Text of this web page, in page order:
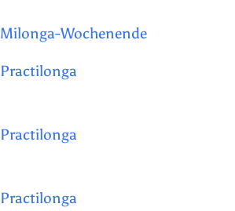
Milonga-Wochenende
Practilonga
Practilonga
Practilonga